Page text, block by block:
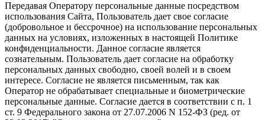
Передавая Оператору персональные данные посредством
использования Сайта, Пользователь дает свое согласие
(добровольное и бессрочное) на использование персональных
данных на условиях, изложенных в настоящей Политике
конфиденциальности. Данное согласие является
сознательным. Пользователь дает согласие на обработку
персональных данных свободно, своей волей и в своем
интересе. Согласие не является письменным, так как
Оператор не обрабатывает специальные и биометрические
персональные данные. Согласие дается в соответствии с п. 1
ст. 9 Федерального закона от 27.07.2006 N 152-ФЗ (ред. от